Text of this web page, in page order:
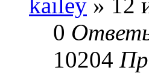
kailey » 12
0
10204